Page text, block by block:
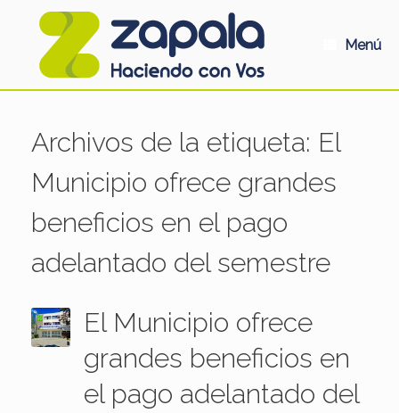
Menú
Archivos de la etiqueta: El
Municipio ofrece grandes
beneficios en el pago
adelantado del semestre
El Municipio ofrece
grandes beneficios en
el pago adelantado del